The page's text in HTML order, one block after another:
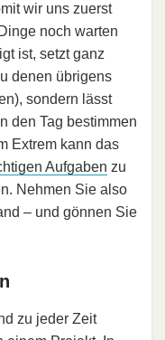
wir uns zuerst
noch warten
ist, setzt ganz
denen übrigens
sondern lässt
den Tag bestimmen
Extrem kann das
Aufgaben zu
Nehmen Sie also
– und gönnen Sie
zu jeder Zeit